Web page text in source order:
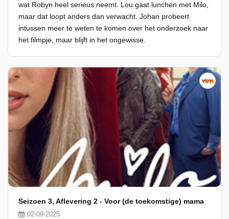
wat Robyn heel serieus neemt. Lou gaat lunchen met Milo,
maar dat loopt anders dan verwacht. Johan probeert
intussen meer te weten te komen over het onderzoek naar
het filmpje, maar blijft in het ongewisse.
Seizoen 3, Aflevering 2 - Voor (de toekomstige) mama
02-09-2025